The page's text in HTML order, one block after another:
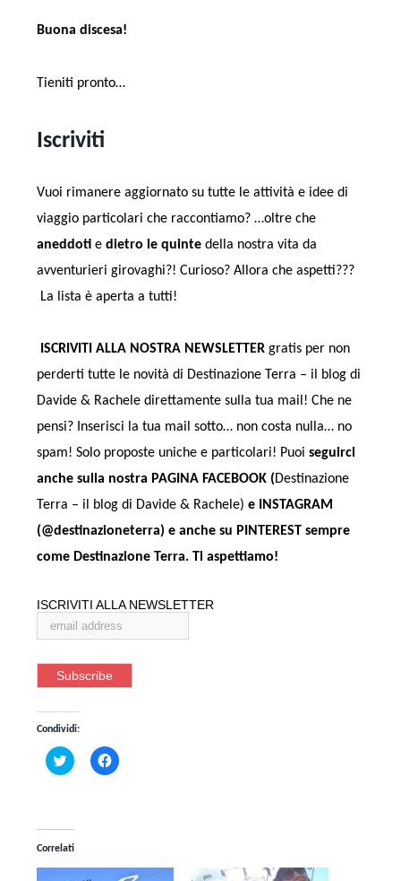
Buona discesa!
Tieniti pronto…
Iscriviti
Vuoi rimanere aggiornato su tutte le attività e idee di
viaggio particolari che raccontiamo? …oltre che
aneddotie dietro le quintedella nostra vita da
avventurieri girovaghi?! Curioso? Allora che aspetti???
La lista è aperta a tutti!
ISCRIVITI ALLA NOSTRA NEWSLETTERgratis per non
perderti tutte le novità di Destinazione Terra – il blog di
Davide & Rachele direttamente sulla tua mail! Che ne
pensi? Inserisci la tua mail sotto… non costa nulla… no
spam! Solo proposte uniche e particolari! Puoi seguirci
anche sulla nostra PAGINA FACEBOOK (Destinazione
Terra – il blog di Davide & Rachele) e INSTAGRAM
(@destinazioneterra) e anche su PINTERESTsempre
come Destinazione Terra.Ti aspettiamo!
ISCRIVITI ALLA NEWSLETTER
Condividi:
Fai
clic
Twitter
(Si
apre
Fai
clic
nuova
Correlati